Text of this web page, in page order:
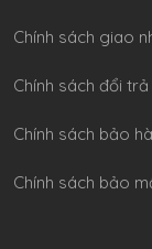
Chính sách giao
Chính sách đổi trả
Chính sách bảo
Chính sách bảo